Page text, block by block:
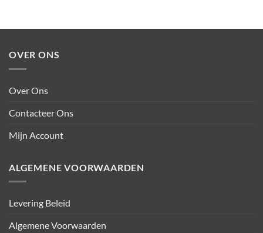
OVER ONS
Over Ons
Contacteer Ons
Mijn Account
ALGEMENE VOORWAARDEN
Levering Beleid
Algemene Voorwaarden